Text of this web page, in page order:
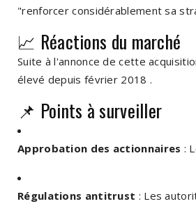
"renforcer considérablement sa
📈 Réactions du marché
Suite à l'annonce de cette
élevé depuis février 2018 .
📌 Points à surveiller
Approbation des actionnaires :
Régulations antitrust : Les